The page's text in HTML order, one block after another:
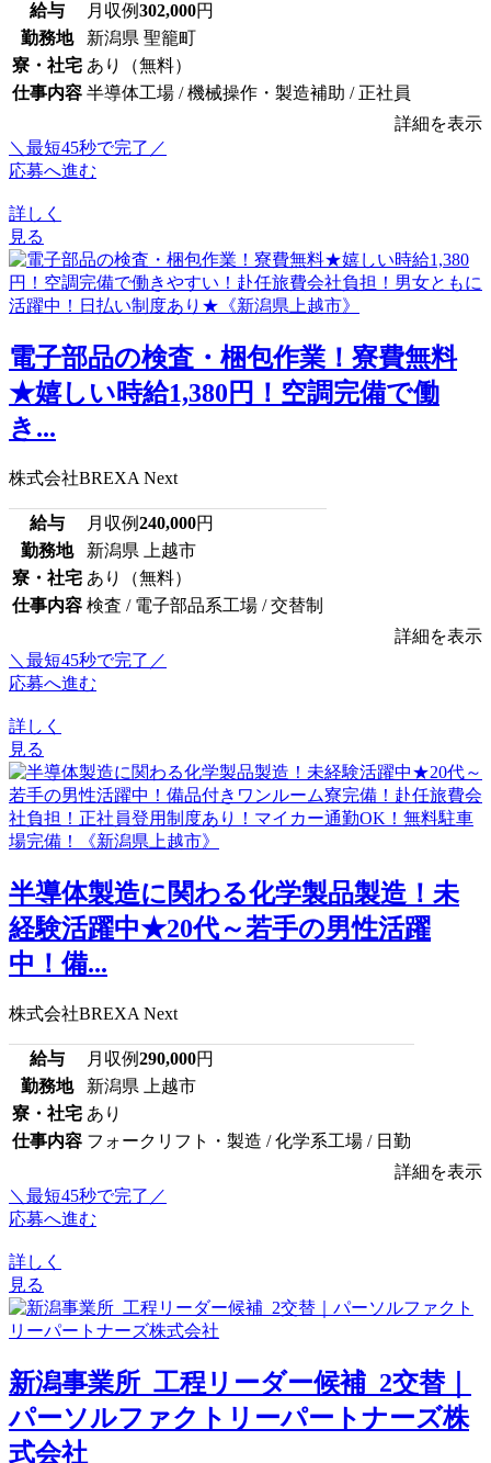
給与 月収例302,000円
勤務地
新潟県 聖籠町
寮・社宅 あり（無料）
仕事内容 半導体工場 / 機械操作・製造補助 / 正社員
詳細を表示
＼最短45秒で完了／
応募へ進む
詳しく
見る
電子部品の検査・梱包作業！寮費無料
★嬉しい時給1,380円！空調完備で働
き...
株式会社BREXA Next
給与 月収例240,000円
勤務地
新潟県 上越市
寮・社宅 あり（無料）
仕事内容 検査 / 電子部品系工場 / 交替制
詳細を表示
＼最短45秒で完了／
応募へ進む
詳しく
見る
半導体製造に関わる化学製品製造！未
経験活躍中★20代～若手の男性活躍
中！備...
株式会社BREXA Next
給与 月収例290,000円
勤務地
新潟県 上越市
寮・社宅 あり
仕事内容 フォークリフト・製造 / 化学系工場 / 日勤
詳細を表示
＼最短45秒で完了／
応募へ進む
詳しく
見る
新潟事業所_工程リーダー候補_2交替｜
パーソルファクトリーパートナーズ株
式会社